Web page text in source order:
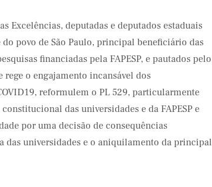
Excelências, deputadas e deputados estaduais
povo de São Paulo, principal beneficiário das
financiadas pela FAPESP, e pautados pelo
o engajamento incansável dos
reformulem o PL 529, particularmente
das universidades e da FAPESP e
por uma decisão de consequências
das universidades e o aniquilamento da principal